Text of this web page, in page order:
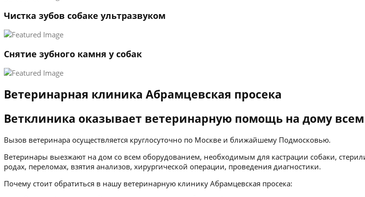
Чистка зубов собаке ультразвуком
Снятие зубного камня у собак
Ветеринарная клиника Абрамцевская просека
Ветклиника оказывает ветеринарную помощь на дому
Вызов ветеринара осуществляется круглосуточно по Москве и ближайшему Подмосковью.
Ветеринары выезжают на дом со всем оборудованием, необходимым для кастрации собаки,
родах, переломах, взятия анализов, хирургической операции, проведения диагностики.
Почему стоит обратиться в нашу ветеринарную клинику Абрамцевская просека: